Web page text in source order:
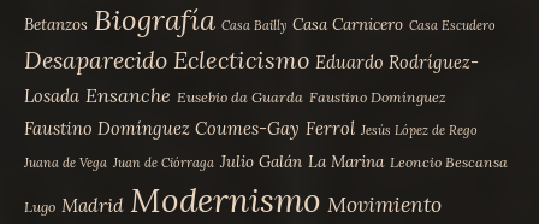
Betanzos Biografía Casa Bailly Casa Carnicero Casa Escudero
Desaparecido Eclecticismo Eduardo Rodríguez-
Losada Ensanche Eusebio da Guarda Faustino Domínguez
Faustino Domínguez Coumes-Gay Ferrol Jesús López de Rego
Juana de Vega Juan de Ciórraga Julio Galán La Marina Leoncio Bescansa
Lugo Madrid Modernismo Movimiento